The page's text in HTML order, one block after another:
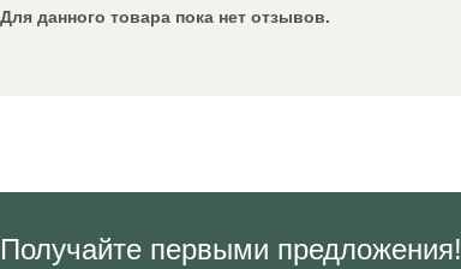
Для данного товара пока нет отзывов.
Получайте первыми предложения!